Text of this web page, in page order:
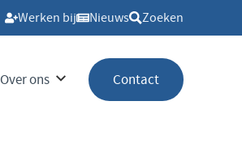
Werken bij Nieuws Zoeken
Over ons Contact